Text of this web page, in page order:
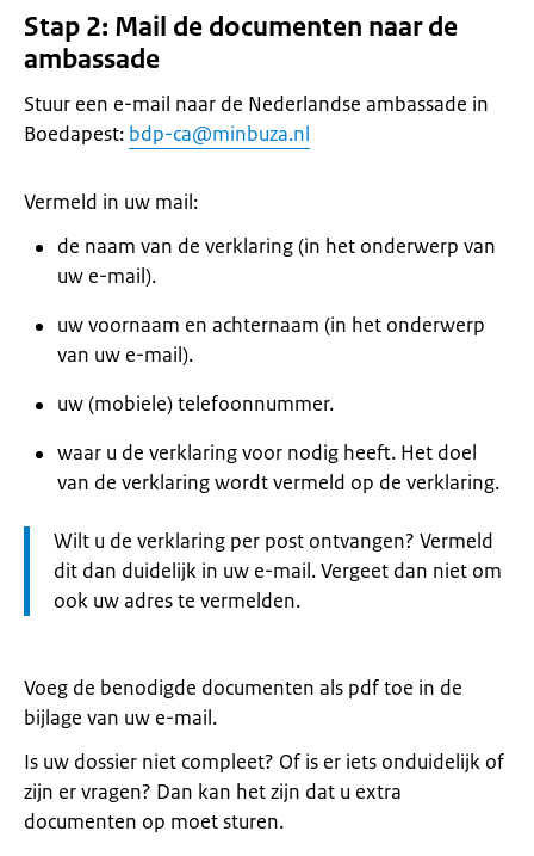
Stap 2: Mail de documenten naar de
ambassade
Stuur een e-mail naar de Nederlandse ambassade in
Boedapest: bdp-ca@minbuza.nl
Vermeld in uw mail:
de naam van de verklaring (in het onderwerp van
uw e-mail).
uw voornaam en achternaam (in het onderwerp
van uw e-mail).
uw (mobiele) telefoonnummer.
waar u de verklaring voor nodig heeft. Het doel
van de verklaring wordt vermeld op de verklaring.
Let
op:
Wilt u de verklaring per post ontvangen? Vermeld
dit dan duidelijk in uw e-mail. Vergeet dan niet om
ook uw adres te vermelden.
Voeg de benodigde documenten als pdf toe in de
bijlage van uw e-mail.
Is uw dossier niet compleet? Of is er iets onduidelijk of
zijn er vragen? Dan kan het zijn dat u extra
documenten op moet sturen.